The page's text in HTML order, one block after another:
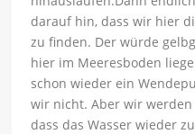
darauf hin, dass wir hier
zu finden. Der würde
hier im Meeresboden
schon wieder ein
wir nicht. Aber wir
dass das Wasser wieder